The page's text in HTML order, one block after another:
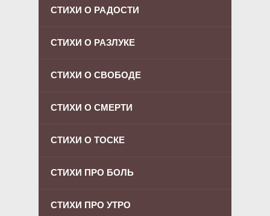
СТИХИ О РАДОСТИ
СТИХИ О РАЗЛУКЕ
СТИХИ О СВОБОДЕ
СТИХИ О СМЕРТИ
СТИХИ О ТОСКЕ
СТИХИ ПРО БОЛЬ
СТИХИ ПРО УТРО